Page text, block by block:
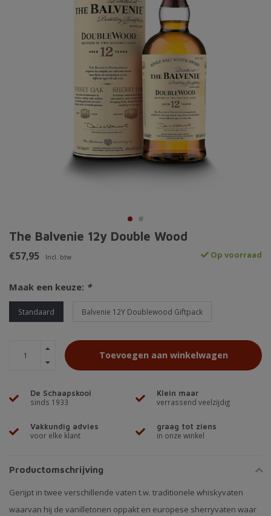
The Balvenie 12y Double Wood
€57,95 Incl. btw Op voorraad
Maak een keuze: *
Standaard Balvenie 12Y Doublewood Giftpack
Toevoegen aan winkelwagen
De Schaapskooi
sinds 1933
Klein maar
verrassend veelzijdig
Vakkundig advies
voor elke klant
graag tot ziens
in onze winkel
Productomschrijving
Gerijpt in twee verschillende vaten t.w. traditionele whiskyvaten
waarvan hij de vanilletonen oppakt en europese sherryvaten waar